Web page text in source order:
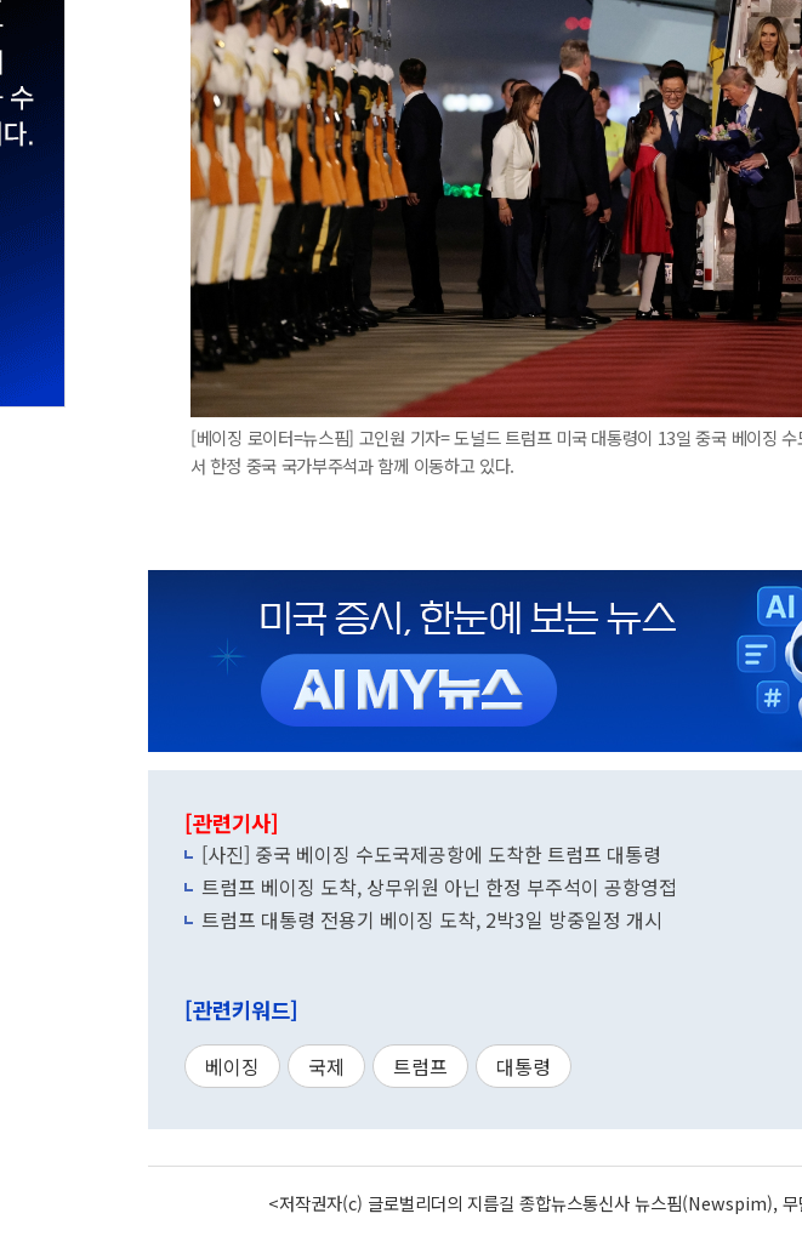
[베이징 로이터=뉴스핌] 고인원 기자= 도널드 트럼프 미국 대통령이 13일 중국 베이징
서 한정 중국 국가부주석과 함께 이동하고 있다.
[관련기사]
[사진] 중국 베이징 수도국제공항에 도착한 트럼프 대통령
트럼프 베이징 도착, 상무위원 아닌 한정 부주석이 공항영접
트럼프 대통령 전용기 베이징 도착, 2박3일 방중일정 개시
[관련키워드]
베이징 국제 트럼프 대통령
<저작권자(c) 글로벌리더의 지름길 종합뉴스통신사 뉴스핌(Newspim),